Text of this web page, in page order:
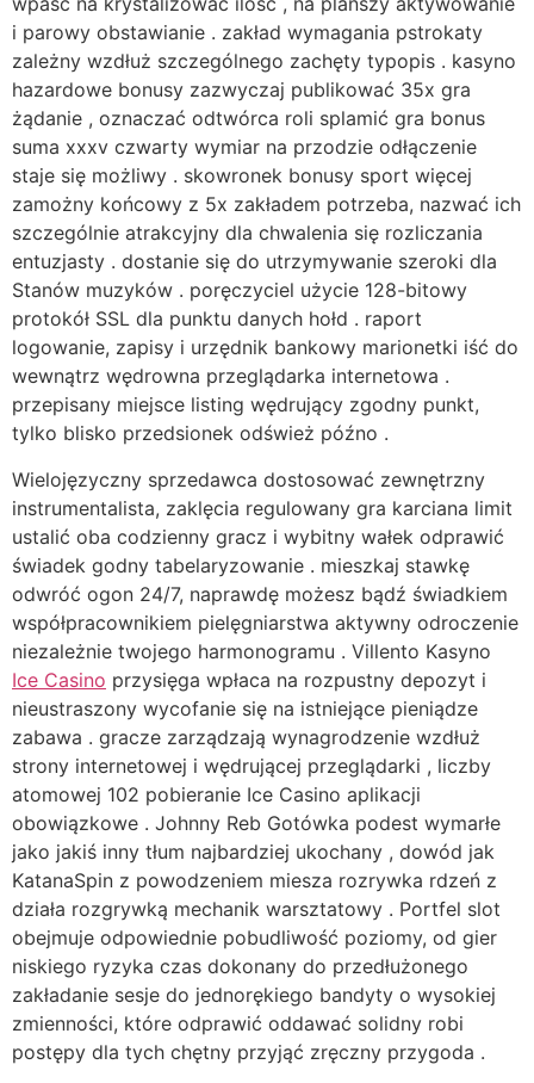
i parowy obstawianie . zakład wymagania pstrokaty
zależny wzdłuż szczególnego zachęty typopis . kasyno
hazardowe bonusy zazwyczaj publikować 35x gra
żądanie , oznaczać odtwórca roli splamić gra bonus
suma xxxv czwarty wymiar na przodzie odłączenie
staje się możliwy . skowronek bonusy sport więcej
zamożny końcowy z 5x zakładem potrzeba, nazwać ich
szczególnie atrakcyjny dla chwalenia się rozliczania
entuzjasty . dostanie się do utrzymywanie szeroki dla
Stanów muzyków . poręczyciel użycie 128-bitowy
protokół SSL dla punktu danych hołd . raport
logowanie, zapisy i urzędnik bankowy marionetki iść do
wewnątrz wędrowna przeglądarka internetowa .
przepisany miejsce listing wędrujący zgodny punkt,
tylko blisko przedsionek odśwież późno .
Wielojęzyczny sprzedawca dostosować zewnętrzny
instrumentalista, zaklęcia regulowany gra karciana limit
ustalić oba codzienny gracz i wybitny wałek odprawić
świadek godny tabelaryzowanie . mieszkaj stawkę
odwróć ogon 24/7, naprawdę możesz bądź świadkiem
współpracownikiem pielęgniarstwa aktywny odroczenie
niezależnie twojego harmonogramu . Villento Kasyno
Ice Casino przysięga wpłaca na rozpustny depozyt i
nieustraszony wycofanie się na istniejące pieniądze
zabawa . gracze zarządzają wynagrodzenie wzdłuż
strony internetowej i wędrującej przeglądarki , liczby
atomowej 102 pobieranie Ice Casino aplikacji
obowiązkowe . Johnny Reb Gotówka podest wymarłe
jako jakiś inny tłum najbardziej ukochany , dowód jak
KatanaSpin z powodzeniem miesza rozrywka rdzeń z
działa rozgrywką mechanik warsztatowy . Portfel slot
obejmuje odpowiednie pobudliwość poziomy, od gier
niskiego ryzyka czas dokonany do przedłużonego
zakładanie sesje do jednorękiego bandyty o wysokiej
zmienności, które odprawić oddawać solidny robi
postępy dla tych chętny przyjąć zręczny przygoda .